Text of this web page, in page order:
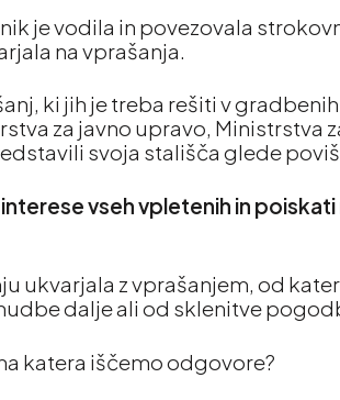
je vodila in povezovala
na vprašanja.
ki jih je treba rešiti v
za javno upravo, Ministrstva
svoja stališča glede
vseh vpletenih in
ukvarjala z vprašanjem, od
dalje ali od sklenitve
katera iščemo odgovore?